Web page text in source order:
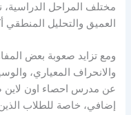
مختلف المراحل الدراسية،
العميق والتحليل المنطقي
ومع تزايد صعوبة بعض
والانحراف المعياري،
عن مدرس احصاء اون لاين
إضافي، خاصة للطلاب